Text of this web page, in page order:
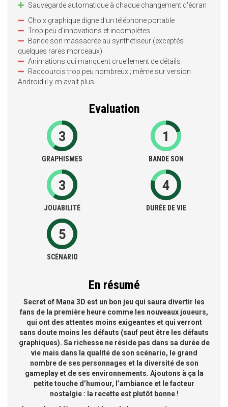
Sauvegarde automatique à chaque changement d'écran
Choix graphique digne d'un téléphone portable
Trop peu d'innovations et incomplètes
Bande son massacrée au synthétiseur (exceptés
quelques rares morceaux)
Animations qui manquent cruellement de détails
Raccourcis trop peu nombreux ; même sur version
Android il y en avait plus...
Evaluation
3
GRAPHISMES
1
BANDE SON
3
JOUABILITÉ
4
DURÉE DE VIE
5
SCÉNARIO
En résumé
Secret of Mana 3D est un bon jeu qui saura divertir les
fans de la première heure comme les nouveaux joueurs,
qui ont des attentes moins exigeantes et qui verront
sans doute moins les défauts (sauf peut être les défauts
graphiques). Sa richesse ne réside pas dans sa durée de
vie mais dans la qualité de son scénario, le grand
nombre de ses personnages et la diversité de son
gameplay et de ses environnements. Ajoutons à ça la
petite touche d’humour, l’ambiance et le facteur
nostalgie : la recette est plutôt bonne !